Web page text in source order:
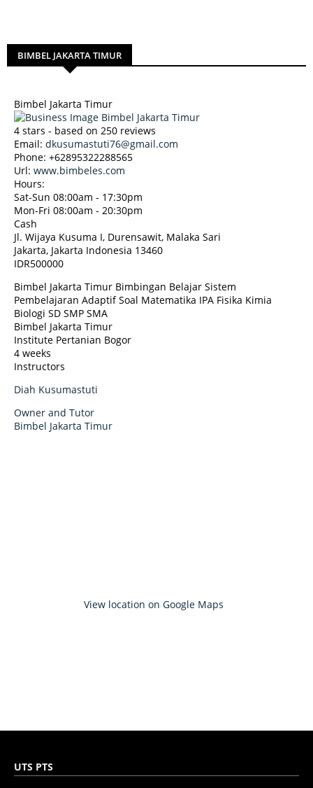
BIMBEL JAKARTA TIMUR
Bimbel Jakarta Timur
4 stars - based on 250 reviews
Email: dkusumastuti76@gmail.com
Phone: +62895322288565
Url: www.bimbeles.com
Hours:
Sat-Sun 08:00am - 17:30pm
Mon-Fri 08:00am - 20:30pm
Cash
Jl. Wijaya Kusuma I, Durensawit, Malaka Sari
Jakarta, Jakarta Indonesia 13460
IDR500000
Bimbel Jakarta Timur Bimbingan Belajar Sistem
Pembelajaran Adaptif Soal Matematika IPA Fisika Kimia
Biologi SD SMP SMA
Bimbel Jakarta Timur
Institute Pertanian Bogor
4 weeks
Instructors
Diah Kusumastuti
Owner and Tutor
Bimbel Jakarta Timur
View location on Google Maps
UTS PTS